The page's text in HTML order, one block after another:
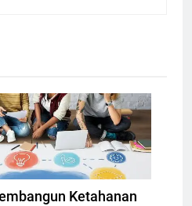
Learning, Foto: Dok.
Ketahanan